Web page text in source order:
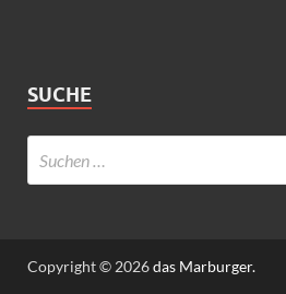
SUCHE
Copyright © 2026das Marburger.